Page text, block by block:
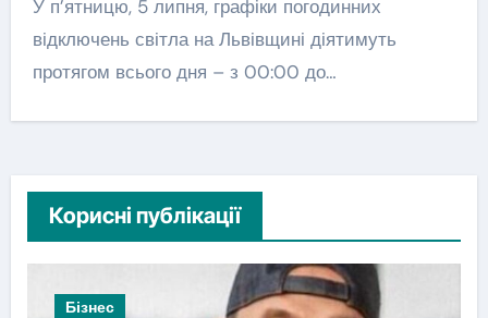
У п’ятницю, 5 липня, графіки погодинних
відключень світла на Львівщині діятимуть
протягом всього дня – з 00:00 до…
Корисні публікації
Бізнес